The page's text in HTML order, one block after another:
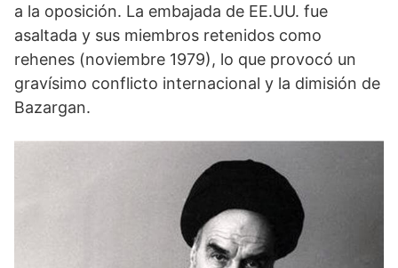
a la oposición. La embajada de EE.UU. fue
asaltada y sus miembros retenidos como
rehenes (noviembre 1979), lo que provocó un
gravísimo conflicto internacional y la dimisión de
Bazargan.